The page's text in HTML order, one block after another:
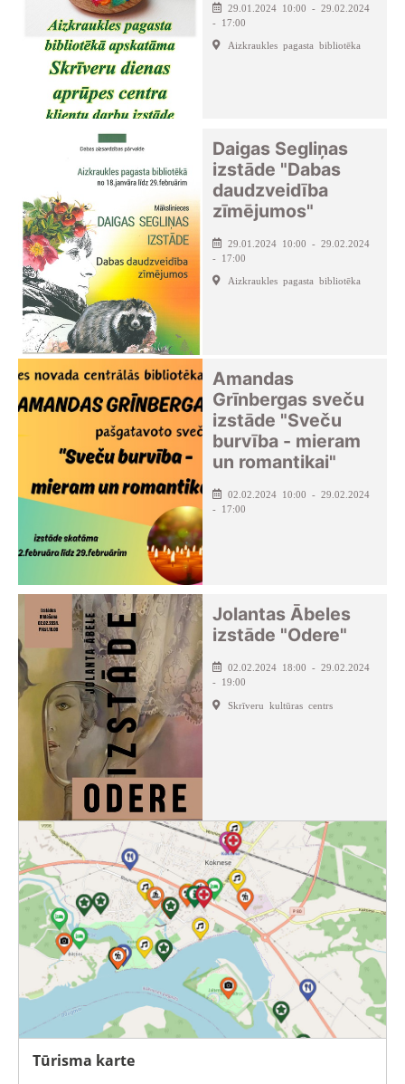
29.01.2024 10:00 - 29.02.2024
- 17:00
Aizkraukles pagasta bibliotēka
Daigas Segliņas
izstāde "Dabas
daudzveidība
zīmējumos"
29.01.2024 10:00 - 29.02.2024
- 17:00
Aizkraukles pagasta bibliotēka
Amandas
Grīnbergas sveču
izstāde "Sveču
burvība - mieram
un romantikai"
02.02.2024 10:00 - 29.02.2024
- 17:00
Jolantas Ābeles
izstāde "Odere"
02.02.2024 18:00 - 29.02.2024
- 19:00
Skrīveru kultūras centrs
Tūrisma karte